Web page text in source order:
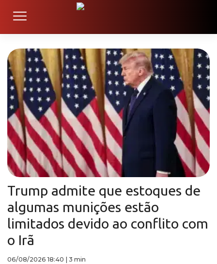
Trump admite que estoques de
algumas munições estão
limitados devido ao conflito com
o Irã
06/08/2026 18:40 3 min